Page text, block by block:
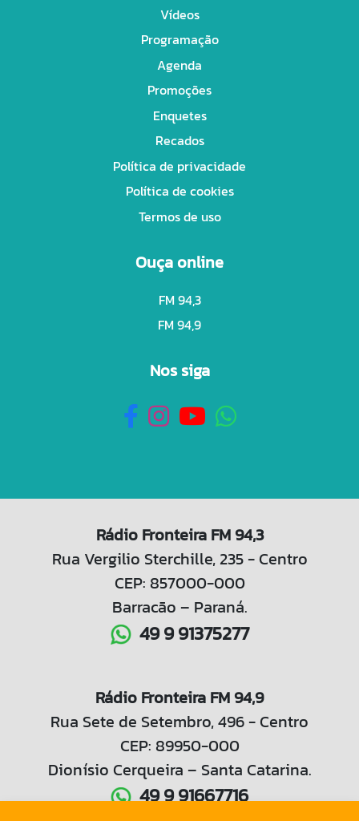
Vídeos
Programação
Agenda
Promoções
Enquetes
Recados
Política de privacidade
Política de cookies
Termos de uso
Ouça online
FM 94,3
FM 94,9
Nos siga
Rádio Fronteira FM 94,3
Rua Vergilio Sterchille, 235 - Centro
CEP: 857000-000
Barracão – Paraná.
49 9 91375277
Rádio Fronteira FM 94,9
Rua Sete de Setembro, 496 - Centro
CEP: 89950-000
Dionísio Cerqueira – Santa Catarina.
49 9 91667716